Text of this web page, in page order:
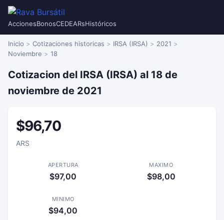
AccionesBonosCEDEARsHistóricos
Inicio Cotizaciones historicas IRSA (IRSA)
2021
Noviembre
18
Cotizacion del IRSA (IRSA) al 18 de
noviembre de 2021
$96,70
ARS
APERTURA
$97,00
MAXIMO
$98,00
MINIMO
$94,00